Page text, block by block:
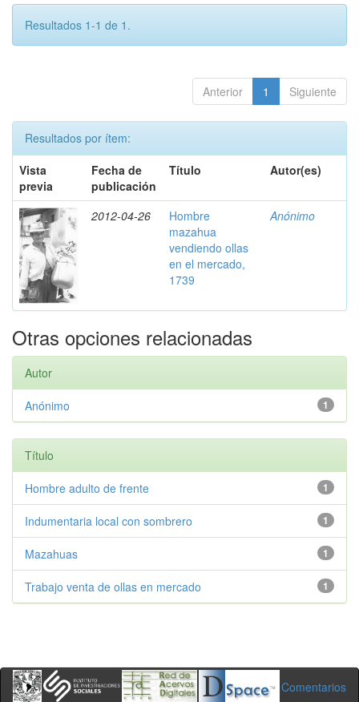
Resultados 1-1 de 1.
Anterior 1 Siguiente
Resultados por ítem:
Vista
previa
Fecha de
publicación
Título Autor(es)
2012-04-26
Hombre
mazahua
vendiendo ollas
en el mercado,
1739
Anónimo
Otras opciones relacionadas
Autor
1
Anónimo
Título
1
Hombre adulto de frente
1
Indumentaria local con sombrero
1
Mazahuas
1
Trabajo venta de ollas en mercado
Comentarios